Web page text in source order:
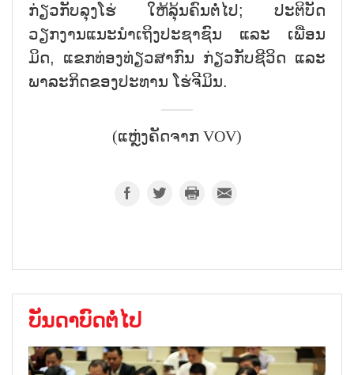
ກ່ຽວກັບລຸງໂຮ່ ໃຫ້ລຸ້ນຄົນຕໍ່ໄປ; ປະຕິບັດ
ວຽກງານແນະນຳເຖິງປະຊາຊົນ ແລະ ເພື່ອນ
ມິດ, ແຂກທ່ອງທ່ຽວສາກົນ ກ່ຽວກັບຊີວິດ ແລະ
ພາລະກິດຂອງປະທານ ໂຮ່ຈີມິນ.
(ແຫຼ່ງຄັດຈາກ VOV)
ບັນດາບົດຕໍ່ໄປ